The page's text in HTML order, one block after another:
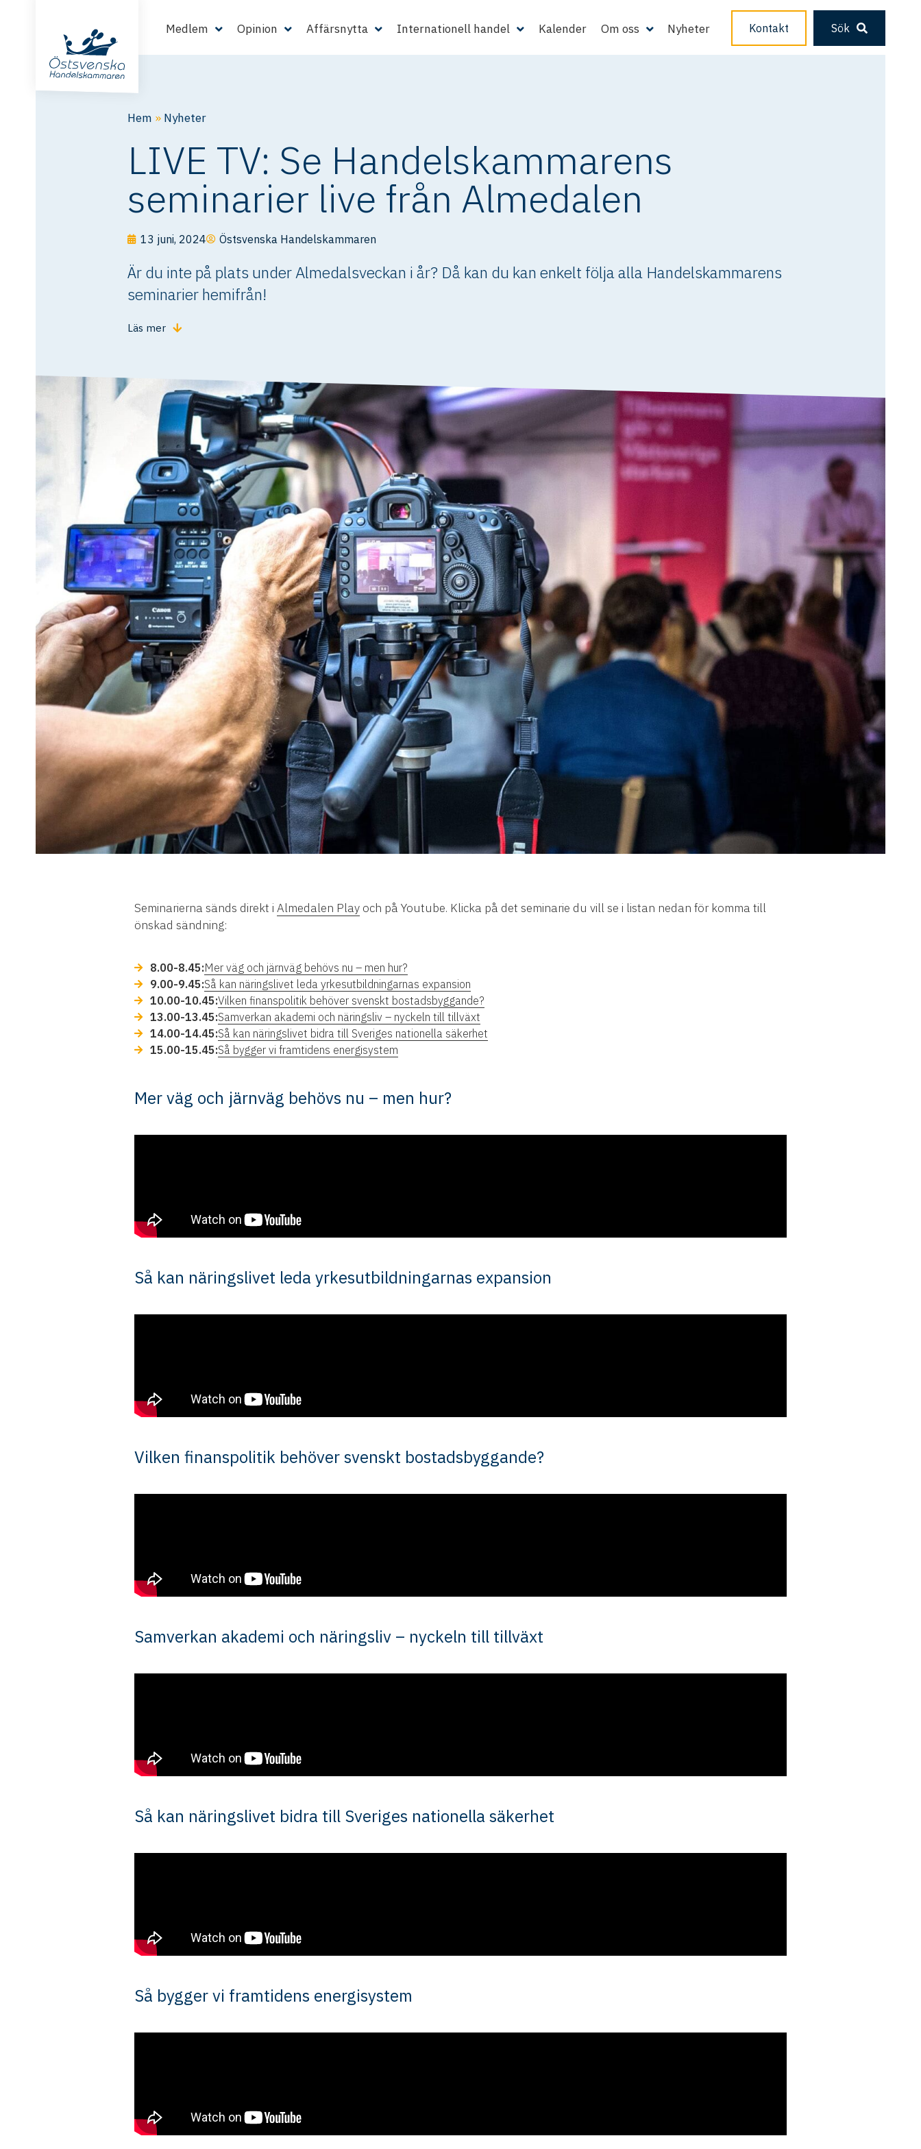
Medlem Opinion Affärsnytta Internationell handel Kalender Om oss Nyheter Kontakt Sök
Hem » Nyheter
LIVE TV: Se Handelskammarens
seminarier live från Almedalen
13 juni, 2024 Östsvenska Handelskammaren
Är du inte på plats under Almedalsveckan i år? Då kan du kan enkelt följa alla Handelskammarens
seminarier hemifrån!
Läs mer
Seminarierna sänds direkt i Almedalen Play och på Youtube. Klicka på det seminarie du vill se i listan nedan för komma till
önskad sändning:
8.00-8.45:Mer väg och järnväg behövs nu – men hur?
9.00-9.45:Så kan näringslivet leda yrkesutbildningarnas expansion
10.00-10.45:Vilken finanspolitik behöver svenskt bostadsbyggande?
13.00-13.45:Samverkan akademi och näringsliv – nyckeln till tillväxt
14.00-14.45:Så kan näringslivet bidra till Sveriges nationella säkerhet
15.00-15.45:Så bygger vi framtidens energisystem
Mer väg och järnväg behövs nu – men hur?
Så kan näringslivet leda yrkesutbildningarnas expansion
Vilken finanspolitik behöver svenskt bostadsbyggande?
Samverkan akademi och näringsliv – nyckeln till tillväxt
Så kan näringslivet bidra till Sveriges nationella säkerhet
Så bygger vi framtidens energisystem